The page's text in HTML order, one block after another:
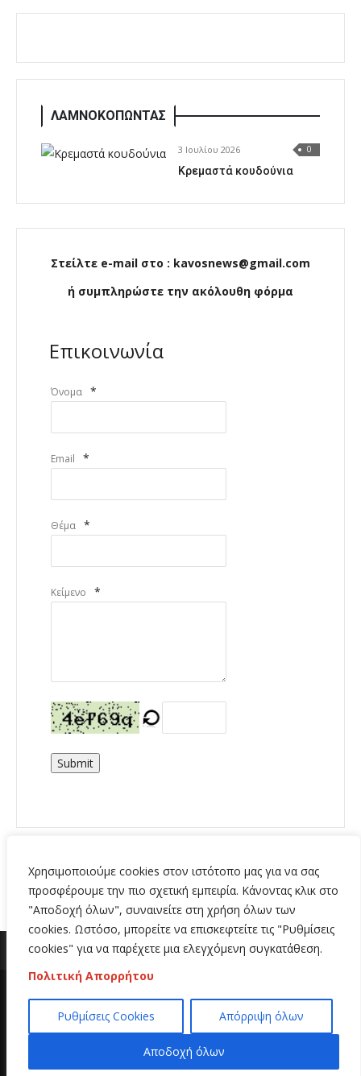
Χρησιμοποιούμε cookies στον ιστότοπο μας για να σας
προσφέρουμε την πιο σχετική εμπειρία. Κάνοντας κλικ στο
"Αποδοχή όλων", συναινείτε στη χρήση όλων των
cookies. Ωστόσο, μπορείτε να επισκεφτείτε τις "Ρυθμίσεις
cookies" για να παρέχετε μια ελεγχόμενη συγκατάθεση.
Πολιτική Απορρήτου
Ρυθμίσεις Cookies Απόρριψη όλων
Αποδοχή όλων
ΛΑΜΝΟΚΟΠΩΝΤΑΣ
3 Ιουλίου 2026 0
Κρεμαστά κουδούνια
Στείλτε e-mail στο : kavosnews@gmail.com
ή συμπληρώστε την ακόλουθη φόρμα
Επικοινωνία
Όνομα *
Email *
Θέμα *
Κείμενο *
Submit
Copyright 2020 | All Rights Reserved | Κατασκευή
ιστοσελίδων
Hi Web